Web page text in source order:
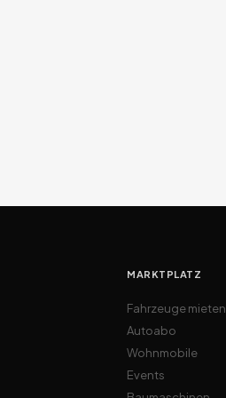
MARKTPLATZ
Fahrzeuge mieten
Autoabo
Wohnmobile
Events